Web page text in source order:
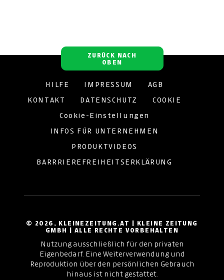
ZURÜCK NACH
OBEN
© 2026, KLEINEZEITUNG.AT | KLEINE ZEITUNG
GMBH | ALLE RECHTE VORBEHALTEN
Nutzung ausschließlich für den privaten
Eigenbedarf. Eine Weiterverwendung und
Reproduktion über den persönlichen Gebrauch
hinaus ist nicht gestattet.
HILFE IMPRESSUM AGB
KONTAKT DATENSCHUTZ COOKIE
Cookie-Einstellungen
INFOS FÜR UNTERNEHMEN
PRODUKTVIDEOS
BARRRIEREFREIHEITSERKLÄRUNG